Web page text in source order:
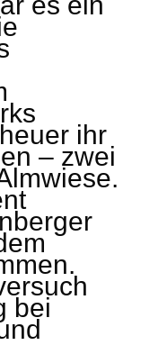
ihr
– zwei
bei